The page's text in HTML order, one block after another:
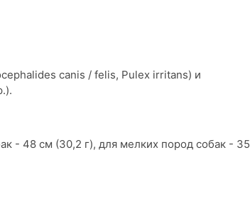
canis / felis, Pulex irritans) и
- 48 см (30,2 г), для мелких пород собак - 35